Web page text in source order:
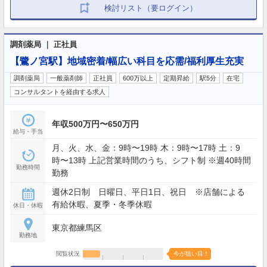
検討リスト（要ログイン）
調剤薬局 ｜ 正社員
【鷺ノ宮駅】地域密着/幅広い科目を応需/福利厚生充実
調剤薬局 一般薬剤師 正社員 600万以上 定期昇給 駅5分
在宅
コンサルタントを経由する求人
給与・手当
年収500万円〜650万円
勤務時間
月、火、水、金：9時〜19時 木：9時〜17時 土：9
時〜13時 上記営業時間のうち、シフト制 ※週40時間
勤務
休日・休暇
週休2日制 日曜日、平日1日、祝日 ※店舗による
有給休暇、夏季・冬季休暇
勤務地
東京都練馬区
閲覧状況 今が狙い目！